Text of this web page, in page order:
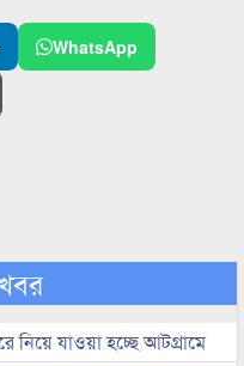
WhatsApp
যাওয়া হচ্ছে আটগ্রামে